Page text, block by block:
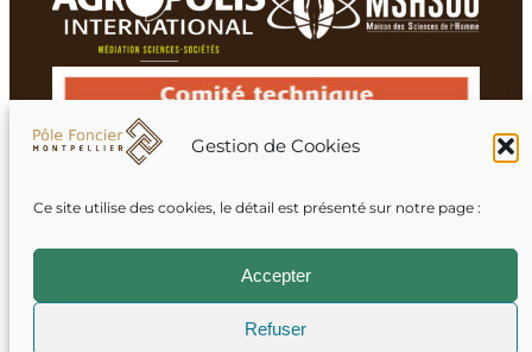
Gestion de Cookies
Ce site utilise des cookies, le détail est présenté sur notre page :
Accepter
Refuser
Membres du réseau